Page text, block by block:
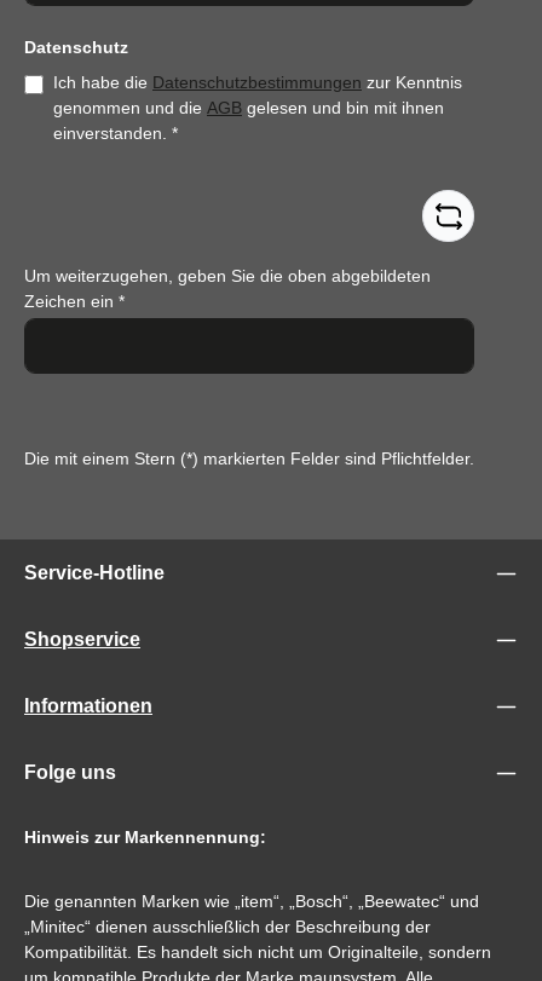
Datenschutz
Ich habe die Datenschutzbestimmungen zur Kenntnis
genommen und die AGB gelesen und bin mit ihnen
einverstanden. *
Um weiterzugehen, geben Sie die oben abgebildeten
Zeichen ein *
Die mit einem Stern (*) markierten Felder sind Pflichtfelder.
Service-Hotline
Shopservice
Informationen
Folge uns
Hinweis zur Markennennung:
Die genannten Marken wie „item“, „Bosch“, „Beewatec“ und
„Minitec“ dienen ausschließlich der Beschreibung der
Kompatibilität. Es handelt sich nicht um Originalteile, sondern
um kompatible Produkte der Marke maunsystem. Alle